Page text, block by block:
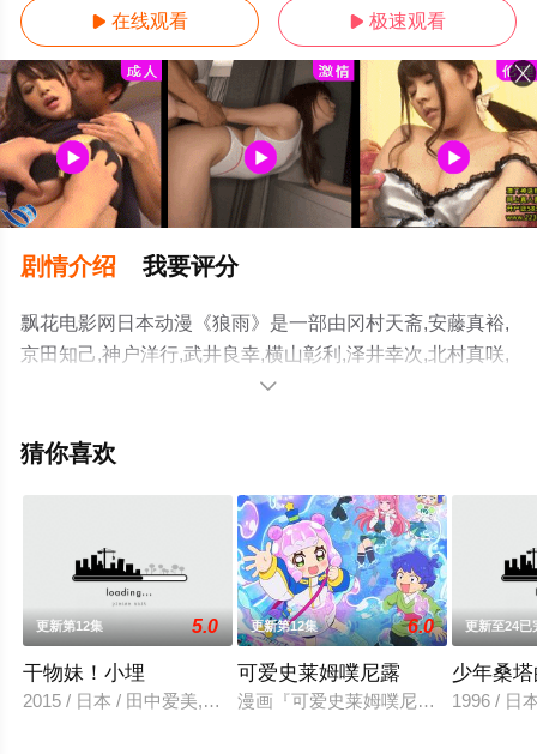
 在线观看  极速观看
剧情介绍 我要评分
飘花电影网日本动漫《狼雨》是一部由冈村天斋,安藤真裕,
京田知己,神户洋行,武井良幸,横山彰利,泽井幸次,北村真咲,
佐藤育郎,森邦宏导演执导，宫野真守,三宅健太,陶山章央,
矢,小笠原亚里沙,楠见尚己,汤屋敦子,后藤敦,坂本真绫,稻村
揭晓（完结），手机免费观看高清无删减完整版动漫全集
就上飘花影院，更多相关信息可移步至豆瓣动漫、电视猫
或剧情网等平台了解。

猜你喜欢
更新第12集 5.0
干物妹！小埋
2015 / 日本 / 田中爱美,野岛健儿,影山灯,白石晴香
更新第12集 6.0
可爱史莱姆噗尼露
漫画『可爱史莱姆噗尼露』（ぷにる
更新至24已
少年桑
1996 / 日